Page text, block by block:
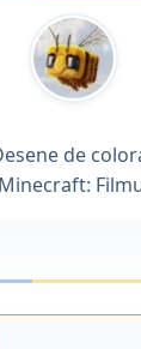
de
Minecraft: